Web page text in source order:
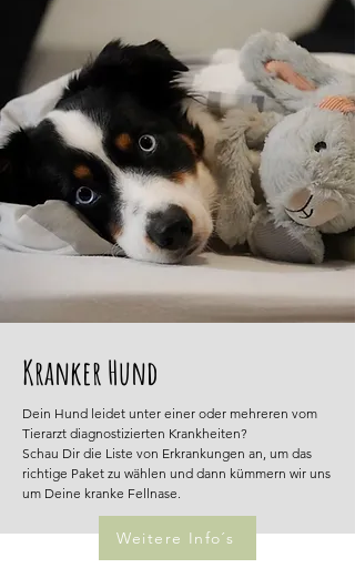
Kranker Hund
Dein Hund leidet unter einer oder mehreren vom
Tierarzt diagnostizierten Krankheiten?
Schau Dir die Liste von Erkrankungen an, um das
richtige Paket zu wählen und dann kümmern wir uns
um Deine kranke Fellnase.
Weitere Info´s